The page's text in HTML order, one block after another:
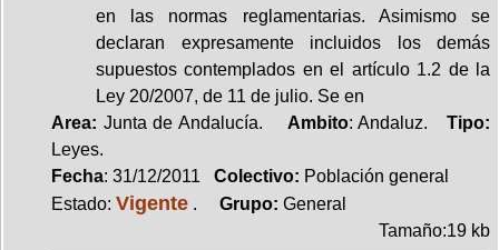
en las normas reglamentarias. Asimismo se
declaran expresamente incluidos los demás
supuestos contemplados en el artículo 1.2 de la
Ley 20/2007, de 11 de julio. Se en
Area: Junta de Andalucía. Ambito: Andaluz.Tipo:
Leyes.
Fecha: 31/12/2011 Colectivo: Población general
Estado: Vigente . Grupo: General
Tamaño:19 kb